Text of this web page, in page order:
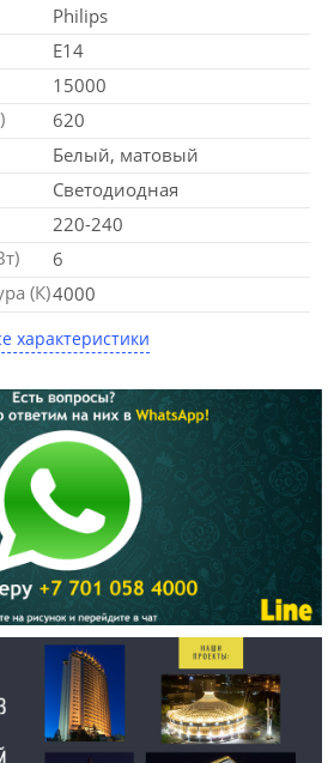
Philips
E14
15000
620
Белый, матовый
Светодиодная
220-240
6
(К)4000
характеристики